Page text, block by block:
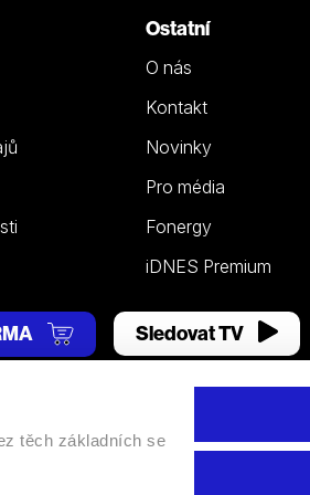
těch základních se
Ostatní
O nás
Kontakt
Novinky
Pro média
Fonergy
iDNES Premium
Sledovat TV